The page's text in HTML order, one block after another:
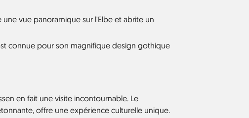
vue panoramique sur l'Elbe et abrite un
connue pour son magnifique design gothique
en fait une visite incontournable. Le
offre une expérience culturelle unique.